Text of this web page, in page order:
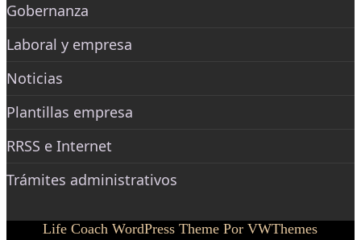
Gobernanza
Laboral y empresa
Noticias
Plantillas empresa
RRSS e Internet
Trámites administrativos
Life Coach WordPress Theme Por VWThemes